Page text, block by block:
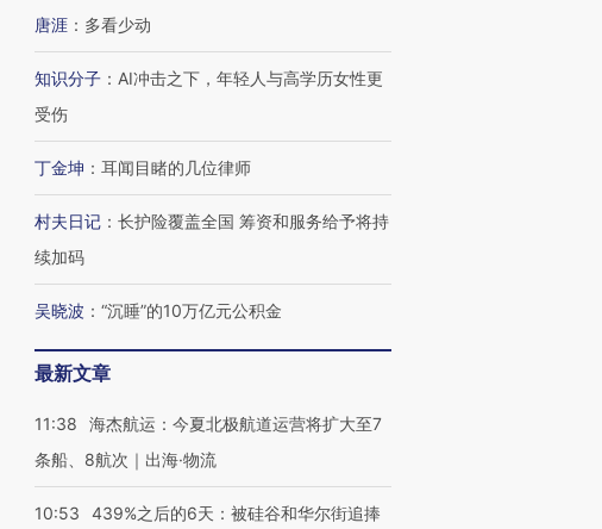
唐涯 ： 多看少动
知识分子 ： AI冲击之下，年轻人与高学历女性更
受伤
丁金坤 ： 耳闻目睹的几位律师
村夫日记 ： 长护险覆盖全国 筹资和服务给予将持
续加码
吴晓波 ： “沉睡”的10万亿元公积金
最新文章
11:38
海杰航运：今夏北极航道运营将扩大至7
条船、8航次｜出海·物流
10:53
439%之后的6天：被硅谷和华尔街追捧